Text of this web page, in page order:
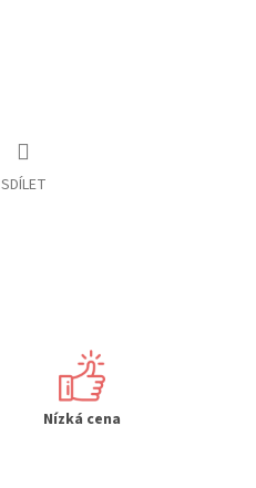
SDÍLET
Nízká cena